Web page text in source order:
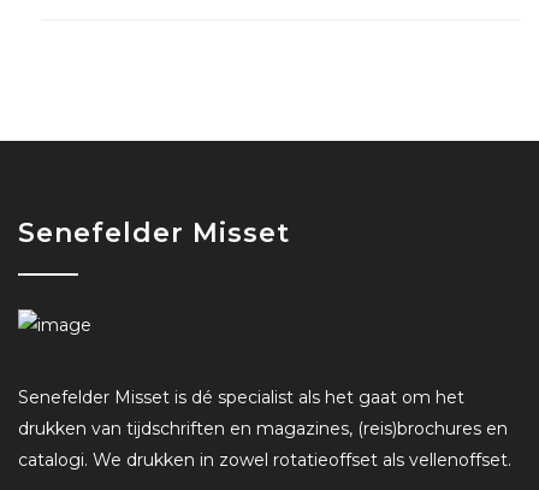
Senefelder Misset
Senefelder Misset is dé specialist als het gaat om het
drukken van tijdschriften en magazines, (reis)brochures en
catalogi. We drukken in zowel rotatieoffset als vellenoffset.